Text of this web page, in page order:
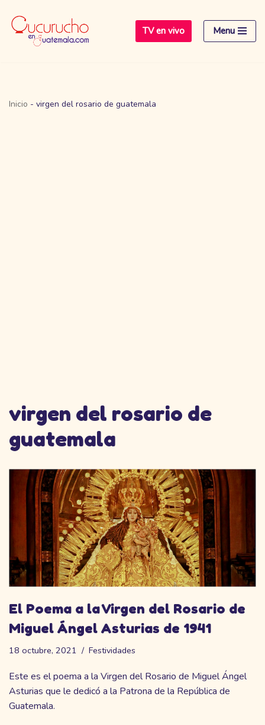
Saltar
TV en vivo Menu
Inicio - virgen del rosario de guatemala
virgen del rosario de
guatemala
El Poema a la Virgen del Rosario de
Miguel Ángel Asturias de 1941
18 octubre, 2021 Festividades
Este es el poema a la Virgen del Rosario de Miguel Ángel
Asturias que le dedicó a la Patrona de la República de
Guatemala.